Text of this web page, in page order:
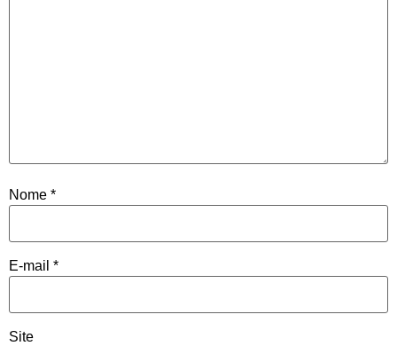
Nome *
E-mail *
Site